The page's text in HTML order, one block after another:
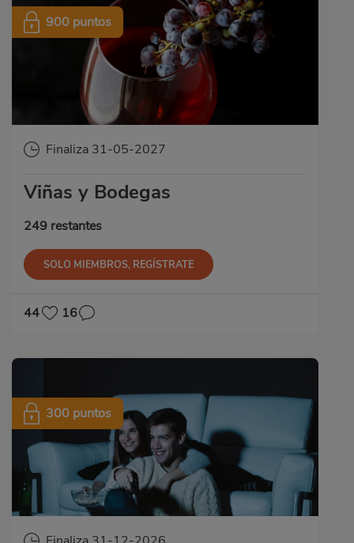
900 puntos
Finaliza 31-05-2027
Viñas y Bodegas
249 restantes
SOLO MIEMBROS, REGÍSTRATE
44 16
300 puntos